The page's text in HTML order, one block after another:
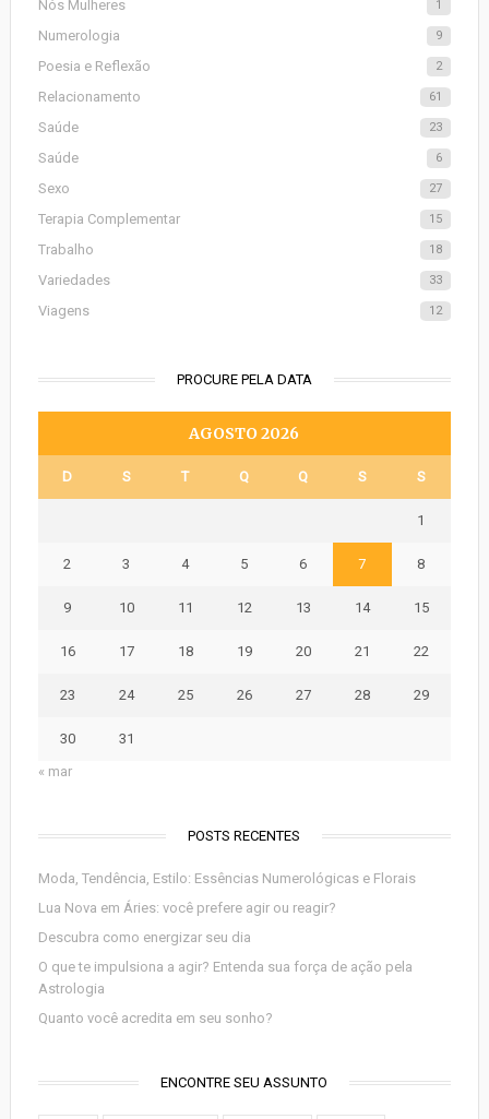
Nós Mulheres 1
Numerologia 9
Poesia e Reflexão 2
Relacionamento 61
Saúde 23
Saúde 6
Sexo 27
Terapia Complementar 15
Trabalho 18
Variedades 33
Viagens 12
PROCURE PELA DATA
AGOSTO 2026
D S T Q Q S S
1
2 3 4 5 6 7 8
9 10 11 12 13 14 15
16 17 18 19 20 21 22
23 24 25 26 27 28 29
30
31
« mar
POSTS RECENTES
Moda, Tendência, Estilo: Essências Numerológicas e Florais
Lua Nova em Áries: você prefere agir ou reagir?
Descubra como energizar seu dia
O que te impulsiona a agir? Entenda sua força de ação pela
Astrologia
Quanto você acredita em seu sonho?
ENCONTRE SEU ASSUNTO